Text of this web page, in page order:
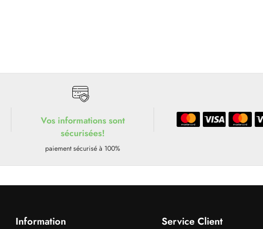
Vos informations sont
sécurisées!
paiement sécurisé à 100%
Information Service Client